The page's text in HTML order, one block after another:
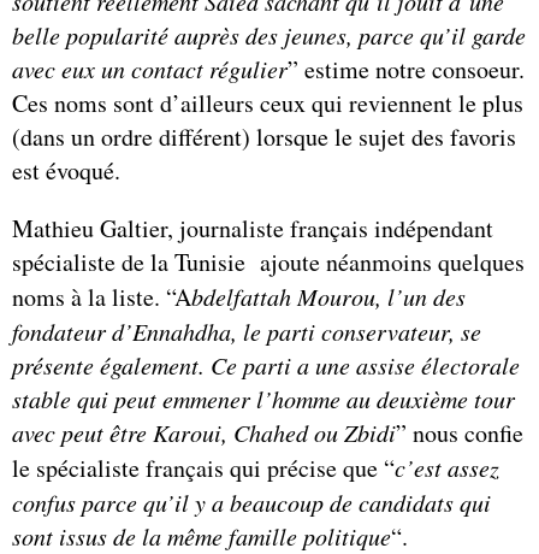
belle popularité auprès des jeunes, parce qu’il garde
avec eux un contact régulier” estime notre consoeur.
Ces noms sont d’ailleurs ceux qui reviennent le plus
(dans un ordre différent) lorsque le sujet des favoris
est évoqué.
Mathieu Galtier, journaliste français indépendant
spécialiste de la Tunisie ajoute néanmoins quelques
noms à la liste. “Abdelfattah Mourou, l’un des
fondateur d’Ennahdha, le parti conservateur, se
présente également. Ce parti a une assise électorale
stable qui peut emmener l’homme au deuxième tour
avec peut être Karoui, Chahed ou Zbidi” nous confie
le spécialiste français qui précise que “c’est assez
confus parce qu’il y a beaucoup de candidats qui
sont issus de la même famille politique“.